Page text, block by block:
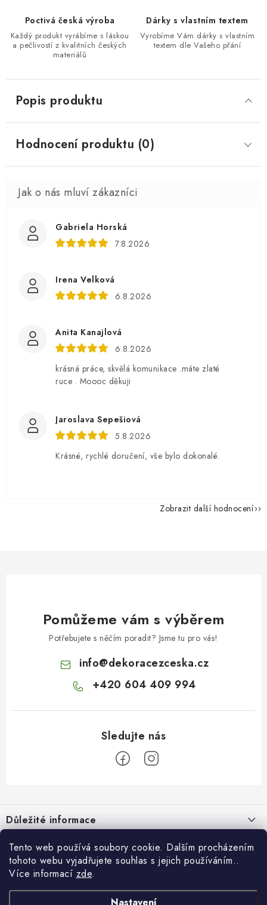
Tento web používá soubory cookie. Dalším procházením
tohoto webu vyjadřujete souhlas s jejich používáním..
Více informací zde.
Poctivá česká výroba
Každý produkt vyrábíme s láskou
a pečlivostí z kvalitních českých
materiálů
Dárky s vlastním textem
Vyrobíme Vám dárky s vlastním
textem dle Vašeho přání
Popis produktu
Hodnocení produktu (0)
Gabriela Horská
7.8.2026
Irena Velková
6.8.2026
Anita Kanajlová
6.8.2026
krásná práce, skvělá komunikace .máte zlaté
ruce . Moooc děkuji
Jaroslava Sepešiová
5.8.2026
Krásné, rychlé doručení, vše bylo dokonalé.
Zobrazit další hodnocení
Pomůžeme vám s výběrem
Potřebujete s něčím poradit? Jsme tu pro vás!
info@dekoracezceska.cz
+420 604 409 994
pDůležité informace
Doprava a platba
Obchodní podmínky
Vrácení zboží
Pro zákazníky
Svatební dárkový box pro novomanžele - překvapte originálním
dárkem!
Blog